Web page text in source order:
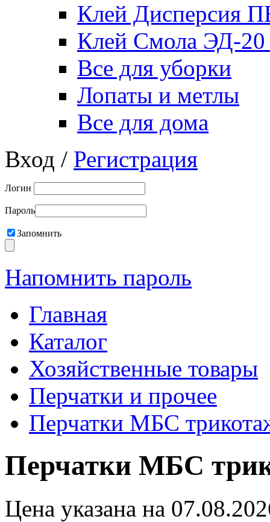
Клей Дисперсия
Клей Смола ЭД-20
Все для уборки
Лопаты и метлы
Все для дома
Вход / Регистрация
Логин
Пароль
Запомнить
Напомнить пароль
Главная
Каталог
Хозяйственные товары
Перчатки и прочее
Перчатки МБС
Перчатки МБС
Цена указана на